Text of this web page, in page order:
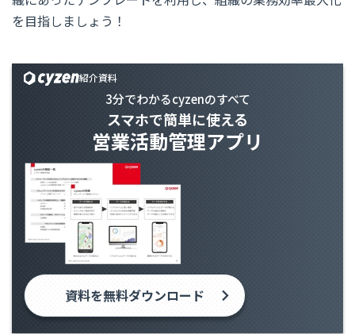
を目指しましょう！
紹介資料
3分でわかるcyzenのすべて
スマホで簡単に使える
営業活動管理アプリ
資料を無料ダウンロード